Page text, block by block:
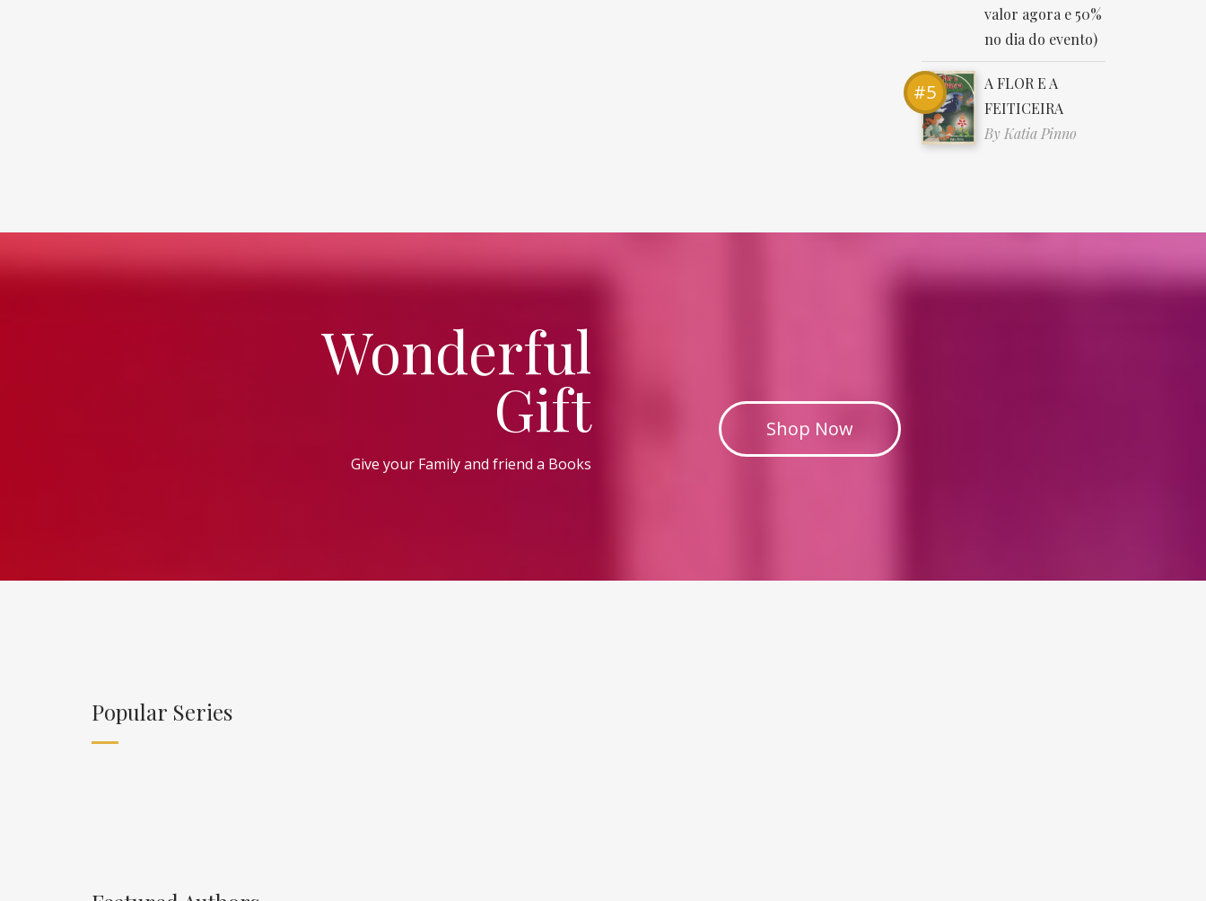
valor agora e 50%
no dia do evento)
A FLOR E A
FEITICEIRA
By Katia Pinno
Wonderful
Gift
Give your Family and friend a Books
Shop Now
Popular Series